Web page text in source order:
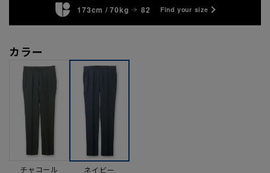
173cm / 70kg 82 Find your size
カラー
チャコール ネイビー